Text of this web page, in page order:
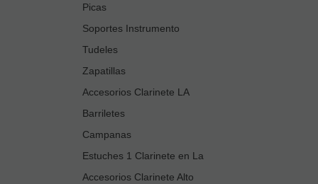
Picas
Soportes Instrumento
Tudeles
Zapatillas
Accesorios Clarinete LA
Barriletes
Campanas
Estuches 1 Clarinete en La
Accesorios Clarinete Alto